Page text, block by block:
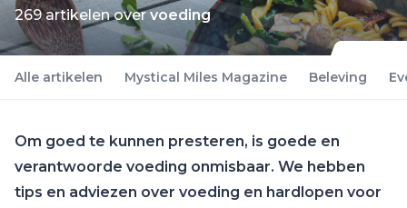
269 artikelen overvoeding
Alle artikelen Mystical Miles Magazine Beleving
Om goed te kunnen presteren, is goede en
verantwoorde voeding onmisbaar. We hebben
tips en adviezen over voeding en hardlopen voor